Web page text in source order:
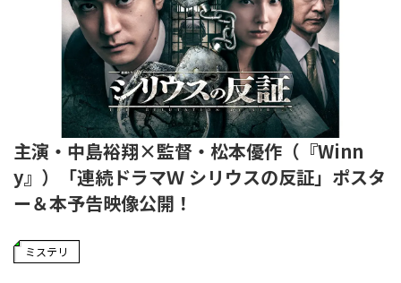
主演・中島裕翔×監督・松本優作（『Winn
y』）「連続ドラマＷ シリウスの反証」ポスタ
ー＆本予告映像公開！
ミステリ